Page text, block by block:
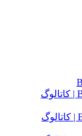
مینی لودر بابکت Bobcat T320 | کاتالوگ
مینی لودر بابکت Bobcat S185 | کاتالوگ